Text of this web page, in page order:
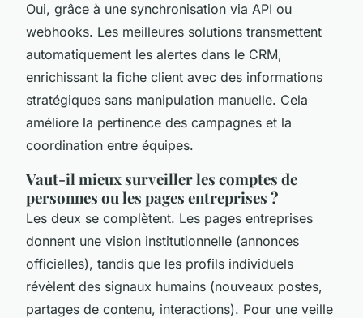
Oui, grâce à une synchronisation via API ou
webhooks. Les meilleures solutions transmettent
automatiquement les alertes dans le CRM,
enrichissant la fiche client avec des informations
stratégiques sans manipulation manuelle. Cela
améliore la pertinence des campagnes et la
coordination entre équipes.
Vaut-il mieux surveiller les comptes de
personnes ou les pages entreprises ?
Les deux se complètent. Les pages entreprises
donnent une vision institutionnelle (annonces
officielles), tandis que les profils individuels
révèlent des signaux humains (nouveaux postes,
partages de contenu, interactions). Pour une veille